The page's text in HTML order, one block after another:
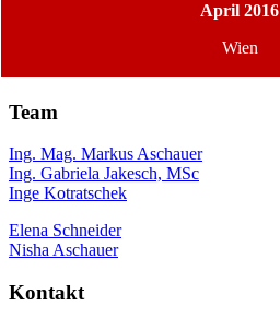
April 2016
Wien
Team
Ing. Mag. Markus Aschauer
Ing. Gabriela Jakesch, MSc
Inge Kotratschek
Elena Schneider
Nisha Aschauer
Kontakt